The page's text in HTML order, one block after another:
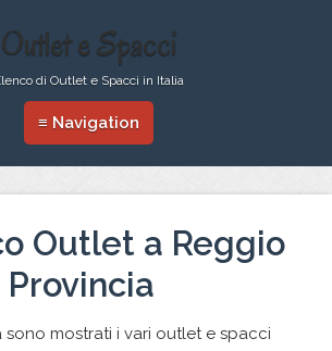
Outlet e Spacci
di Outlet e Spacci in Italia
≡ Navigation
Outlet a Reggio
sono mostrati i vari outlet e spacci